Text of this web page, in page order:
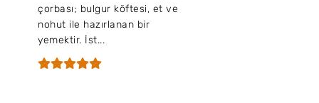
çorbası; bulgur köftesi, et ve
nohut ile hazırlanan bir
yemektir. İst...